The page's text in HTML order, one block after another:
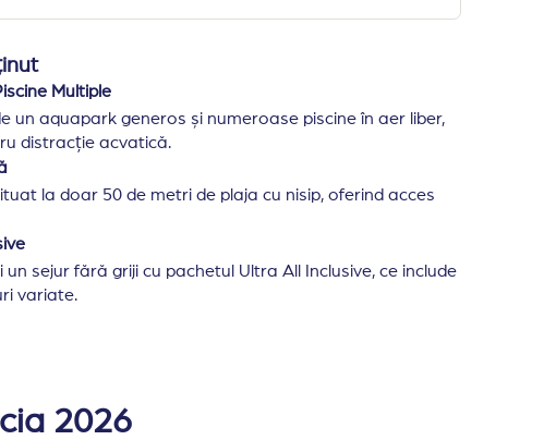
Multiple
un aquapark generos și numeroase piscine în aer liber,
distracție acvatică.
la doar 50 de metri de plaja cu nisip, oferind acces
un sejur fără griji cu pachetul Ultra All Inclusive, ce include
variate.
2026